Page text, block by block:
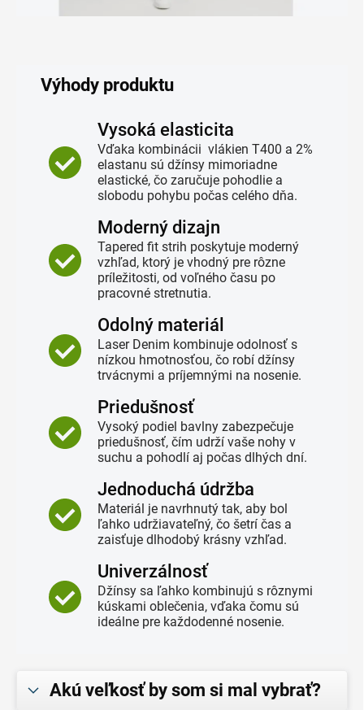
Výhody produktu
Vysoká elasticita
Vďaka kombinácii vlákien T400 a 2%
elastanu sú džínsy mimoriadne
elastické, čo zaručuje pohodlie a
slobodu pohybu počas celého dňa.
Moderný dizajn
Tapered fit strih poskytuje moderný
vzhľad, ktorý je vhodný pre rôzne
príležitosti, od voľného času po
pracovné stretnutia.
Odolný materiál
Laser Denim kombinuje odolnosť s
nízkou hmotnosťou, čo robí džínsy
trvácnymi a príjemnými na nosenie.
Priedušnosť
Vysoký podiel bavlny zabezpečuje
priedušnosť, čím udrží vaše nohy v
suchu a pohodlí aj počas dlhých dní.
Jednoduchá údržba
Materiál je navrhnutý tak, aby bol
ľahko udržiavateľný, čo šetrí čas a
zaisťuje dlhodobý krásny vzhľad.
Univerzálnosť
Džínsy sa ľahko kombinujú s rôznymi
kúskami oblečenia, vďaka čomu sú
ideálne pre každodenné nosenie.
Akú veľkosť by som si mal vybrať?